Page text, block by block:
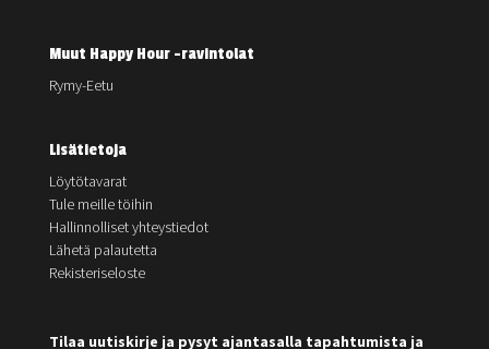
Muut Happy Hour -ravintolat
Rymy-Eetu
Lisätietoja
Löytötavarat
Tule meille töihin
Hallinnolliset yhteystiedot
Lähetä palautetta
Rekisteriseloste
Tilaa uutiskirje ja pysyt ajantasalla tapahtumista ja